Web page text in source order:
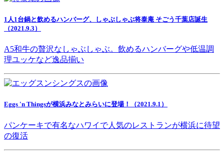
1人1台鍋と飲めるハンバーグ、しゃぶしゃぶ将泰庵 そごう千葉店誕生
（2021.9.3）
A5和牛の贅沢なしゃぶしゃぶ。飲めるハンバーグや低温調
理ユッケなど逸品揃い
Eggs 'n Thingsが横浜みなとみらいに登場！（2021.9.1）
パンケーキで有名なハワイで人気のレストランが横浜に待望
の復活